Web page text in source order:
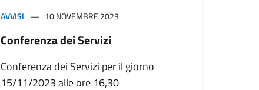
AVVISI 10 NOVEMBRE 2023
Conferenza dei Servizi
Conferenza dei Servizi per il giorno
15/11/2023 alle ore 16,30